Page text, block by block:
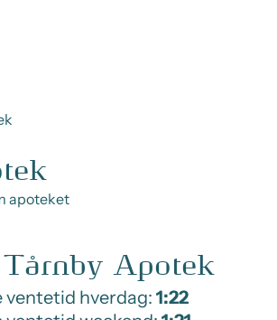
apoteket
Apotek
ventetid hverdag: 1:22